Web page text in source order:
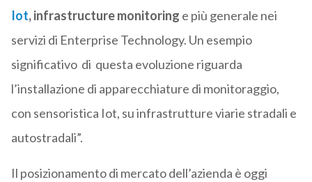
Iot, infrastructure monitoring e più generale nei
servizi di Enterprise Technology. Un esempio
significativo di questa evoluzione riguarda
l’installazione di apparecchiature di monitoraggio,
con sensoristica Iot, su infrastrutture viarie stradali e
autostradali”.
Il posizionamento di mercato dell’azienda è oggi